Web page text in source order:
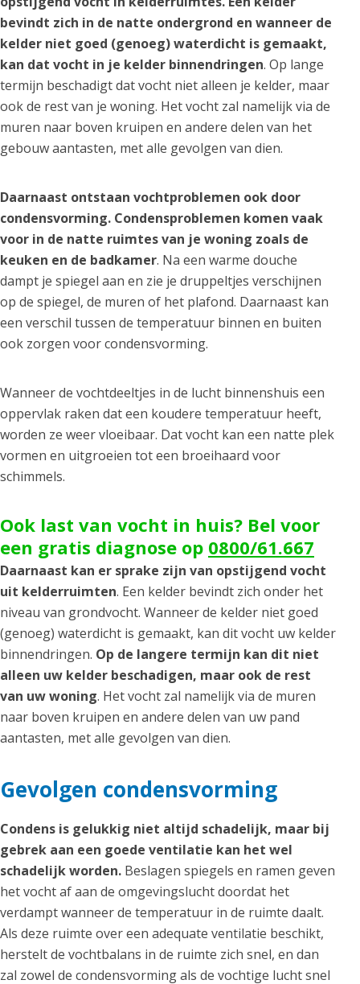
bevindt zich in de natte ondergrond en wanneer de
kelder niet goed (genoeg) waterdicht is gemaakt,
kan dat vocht in je kelder binnendringen. Op lange
termijn beschadigt dat vocht niet alleen je kelder, maar
ook de rest van je woning. Het vocht zal namelijk via de
muren naar boven kruipen en andere delen van het
gebouw aantasten, met alle gevolgen van dien.
Daarnaast ontstaan vochtproblemen ook door
condensvorming. Condensproblemen komen vaak
voor in de natte ruimtes van je woning zoals de
keuken en de badkamer. Na een warme douche
dampt je spiegel aan en zie je druppeltjes verschijnen
op de spiegel, de muren of het plafond. Daarnaast kan
een verschil tussen de temperatuur binnen en buiten
ook zorgen voor condensvorming.
Wanneer de vochtdeeltjes in de lucht binnenshuis een
oppervlak raken dat een koudere temperatuur heeft,
worden ze weer vloeibaar. Dat vocht kan een natte plek
vormen en uitgroeien tot een broeihaard voor
schimmels.
Ook last van vocht in huis? Bel voor
een gratis diagnose op 0800/61.667
Daarnaast kan er sprake zijn van opstijgend vocht
uit kelderruimten. Een kelder bevindt zich onder het
niveau van grondvocht. Wanneer de kelder niet goed
(genoeg) waterdicht is gemaakt, kan dit vocht uw kelder
binnendringen. Op de langere termijn kan dit niet
alleen uw kelder beschadigen, maar ook de rest
van uw woning. Het vocht zal namelijk via de muren
naar boven kruipen en andere delen van uw pand
aantasten, met alle gevolgen van dien.
Gevolgen condensvorming
Condens is gelukkig niet altijd schadelijk, maar bij
gebrek aan een goede ventilatie kan het wel
schadelijk worden. Beslagen spiegels en ramen geven
het vocht af aan de omgevingslucht doordat het
verdampt wanneer de temperatuur in de ruimte daalt.
Als deze ruimte over een adequate ventilatie beschikt,
herstelt de vochtbalans in de ruimte zich snel, en dan
zal zowel de condensvorming als de vochtige lucht snel